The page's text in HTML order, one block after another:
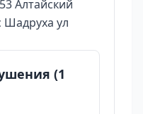
Алтайский
Шадруха ул
(1